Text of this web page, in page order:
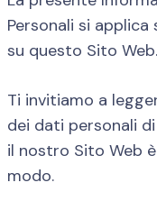
Personali si
su questo Sito Web.
Ti invitiamo a
dei dati personali
il nostro Sito Web
modo.